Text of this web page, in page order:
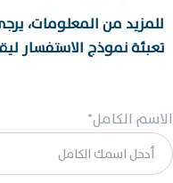
للمزيد من المعلومات،
تعبئة نموذج الاستفسار
الاسم الكامل*